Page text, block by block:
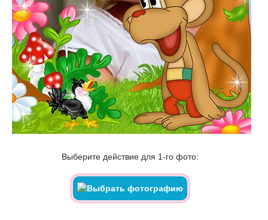
Выберите действие для 1-го фото: